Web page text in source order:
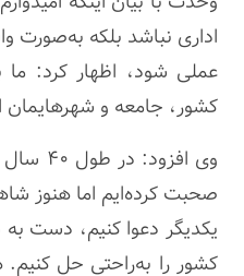
اداری نباشد بلکه به‌صورت
عملی شود، اظهار کرد:
کشور، جامعه و شهرهایمان
وی
صحبت کرده‌ایم اما هنوز
یکدیگر دعوا کنیم، دست
کشور را به‌راحتی حل کنیم.